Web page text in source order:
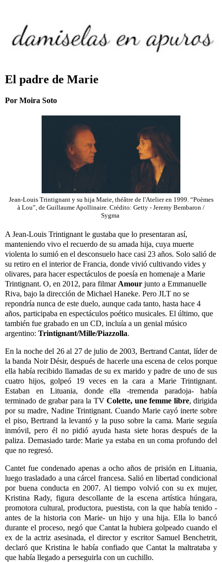
El padre de Marie
Por Moira Soto
Jean-Louis Trintignant y su hija Marie, théâtre de l'Atelier en 1999. “Poèmes
à Lou”, de Guillaume Apollinaire. Crédito: Getty - Jeremy Bembaron /
Sygma
A Jean-Louis Trintignant le gustaba que lo presentaran así,
manteniendo vivo el recuerdo de su amada hija, cuya muerte
violenta lo sumió en el desconsuelo hace casi 23 años. Solo salió de
su retiro en el interior de Francia, donde vivió cultivando vides y
olivares, para hacer espectáculos de poesía en homenaje a Marie
Trintignant. O, en 2012, para filmar Amour junto a Emmanuelle
Riva, bajo la dirección de Michael Haneke. Pero JLT no se
repondría nunca de este duelo, aunque cada tanto, hasta hace 4
años, participaba en espectáculos poético musicales. El último, que
también fue grabado en un CD, incluía a un genial músico
argentino: Trintignant/Mille/Piazzolla.
En la noche del 26 al 27 de julio de 2003, Bertrand Cantat, líder de
la banda Noir Désir, después de hacerle una escena de celos porque
ella había recibido llamadas de su ex marido y padre de uno de sus
cuatro hijos, golpeó 19 veces en la cara a Marie Trintignant.
Estaban en Lituania, donde ella -tremenda paradoja- había
terminado de grabar para la TV Colette, une femme libre, dirigida
por su madre, Nadine Trintignant. Cuando Marie cayó inerte sobre
el piso, Bertrand la levantó y la puso sobre la cama. Marie seguía
inmóvil, pero él no pidió ayuda hasta siete horas después de la
paliza. Demasiado tarde: Marie ya estaba en un coma profundo del
que no regresó.
Cantet fue condenado apenas a ocho años de prisión en Lituania,
luego trasladado a una cárcel francesa. Salió en libertad condicional
por buena conducta en 2007. Al tiempo volvió con su ex mujer,
Kristina Rady, figura descollante de la escena artística húngara,
promotora cultural, productora, puestista, con la que había tenido -
antes de la historia con Marie- un hijo y una hija. Ella lo bancó
durante el proceso, negó que Cantat la hubiera golpeado cuando el
ex de la actriz asesinada, el director y escritor Samuel Benchetrit,
declaró que Kristina le había confiado que Cantat la maltrataba y
que había llegado a perseguirla con un cuchillo.